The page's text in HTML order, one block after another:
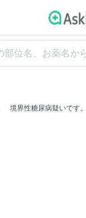
境界性糖尿病疑いです。